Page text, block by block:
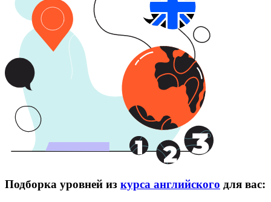
Подборка уровней из курса английского для вас: